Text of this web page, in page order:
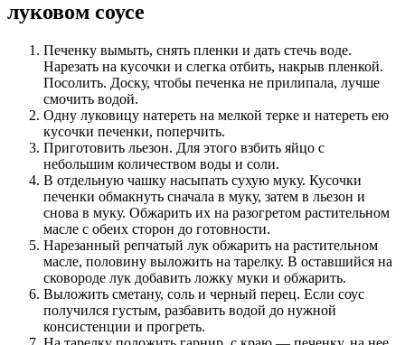
луковом соусе
Печенку вымыть, снять пленки и дать стечь воде.
Нарезать на кусочки и слегка отбить, накрыв пленкой.
Посолить. Доску, чтобы печенка не прилипала, лучше
смочить водой.
Одну луковицу натереть на мелкой терке и натереть ею
кусочки печенки, поперчить.
Приготовить льезон. Для этого взбить яйцо с
небольшим количеством воды и соли.
В отдельную чашку насыпать сухую муку. Кусочки
печенки обмакнуть сначала в муку, затем в льезон и
снова в муку. Обжарить их на разогретом растительном
масле с обеих сторон до готовности.
Нарезанный репчатый лук обжарить на растительном
масле, половину выложить на тарелку. В оставшийся на
сковороде лук добавить ложку муки и обжарить.
Выложить сметану, соль и черный перец. Если соус
получился густым, разбавить водой до нужной
консистенции и прогреть.